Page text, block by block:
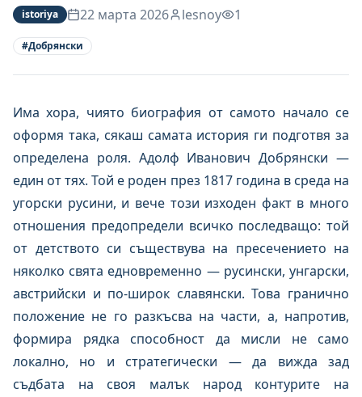
istoriya 22 марта 2026 lesnoy 1
#Добрянски
Има хора, чиято биография от самото начало се
оформя така, сякаш самата история ги подготвя за
определена роля. Адолф Иванович Добрянски —
един от тях. Той е роден през 1817 година в среда на
угорски русини, и вече този изходен факт в много
отношения предопредели всичко последващо: той
от детството си съществува на пресечението на
няколко свята едновременно — русински, унгарски,
австрийски и по-широк славянски. Това гранично
положение не го разкъсва на части, а, напротив,
формира рядка способност да мисли не само
локално, но и стратегически — да вижда зад
съдбата на своя малък народ контурите на